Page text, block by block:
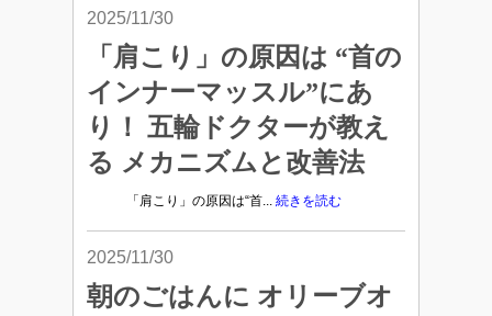
2025/11/30
「肩こり」の原因は “首の
インナーマッスル”にあ
り！ 五輪ドクターが教え
る メカニズムと改善法
「肩こり」の原因は“首... 続きを読む
2025/11/30
朝のごはんに オリーブオ